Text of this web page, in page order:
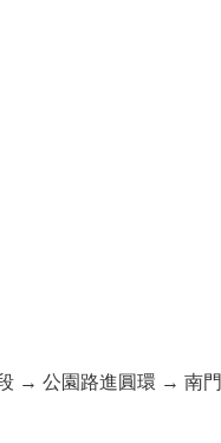
→ 公園路進圓環 → 南門